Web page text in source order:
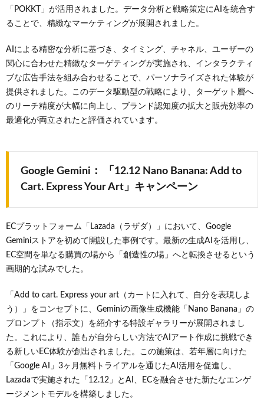
「POKKT」が活用されました。データ分析と戦略策定にAIを統合す
ることで、精緻なマーケティングが展開されました。
AIによる精密な分析に基づき、タイミング、チャネル、ユーザーの
関心に合わせた精緻なターゲティングが実施され、インタラクティ
ブな広告手法を組み合わせることで、パーソナライズされた体験が
提供されました。このデータ駆動型の戦略により、ターゲット層へ
のリーチ精度が大幅に向上し、ブランド認知度の拡大と販売効率の
最適化が両立されたと評価されています。
Google Gemini： 「12.12 Nano Banana: Add to
Cart. Express Your Art」キャンペーン
ECプラットフォーム「Lazada（ラザダ）」において、Google
Geminiストアを初めて開設した事例です。最新の生成AIを活用し、
EC空間を単なる購買の場から「創造性の場」へと転換させるという
画期的な試みでした。
「Add to cart. Express your art（カートに入れて、自分を表現しよ
う）」をコンセプトに、Geminiの画像生成機能「Nano Banana」の
プロンプト（指示文）を紹介する特設ギャラリーが展開されまし
た。これにより、誰もが自分らしい方法でAIアート作成に挑戦でき
る新しいEC体験が創出されました。この施策は、若年層に向けた
「Google AI」3ヶ月無料トライアルを通じたAI活用を促進し、
Lazadaで実施された「12.12」とAI、ECを融合させた新たなエンゲ
ージメントモデルを構築しました。